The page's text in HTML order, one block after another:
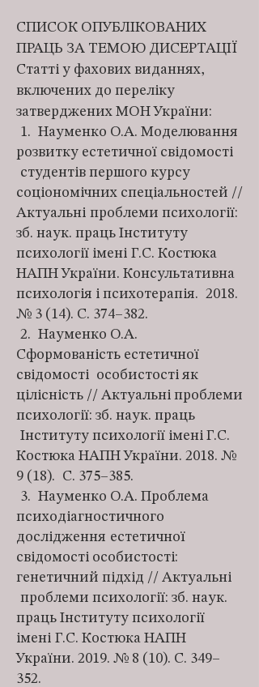
СПИСОК ОПУБЛІКОВАНИХ
ПРАЦЬ ЗА ТЕМОЮ ДИСЕРТАЦІЇ
Статті у фахових виданнях,
включених до переліку
затверджених МОН України:
1. Науменко О.А. Моделювання
розвитку естетичної свідомості
студентів першого курсу
соціономічних спеціальностей //
Актуальні проблеми психології:
зб. наук. праць Інституту
психології імені Г.С. Костюка
НАПН України. Консультативна
психологія і психотерапія. 2018.
№ 3 (14). C. 374–382.
2. Науменко О.А.
Сформованість естетичної
свідомості особистості як
цілісність // Актуальні проблеми
психології: зб. наук. праць
Інституту психології імені Г.С.
Костюка НАПН України. 2018. №
9 (18). С. 375–385.
3. Науменко О.А. Проблема
психодіагностичного
дослідження естетичної
свідомості особистості:
генетичний підхід // Актуальні
проблеми психології: зб. наук.
праць Інституту психології
імені Г.С. Костюка НАПН
України. 2019. № 8 (10). С. 349–
352.